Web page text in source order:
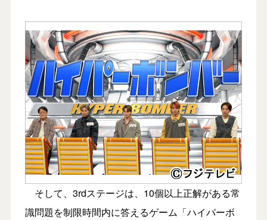
そして、3rdステージは、10個以上正解がある常
識問題を制限時間内に答えるゲーム「ハイパーボ